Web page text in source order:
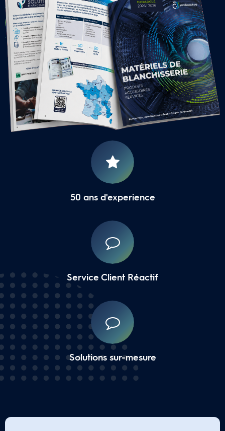
CONTACTER UNE AGENCE
LOCALE
16 Agences Régionales
50 ans d'experience
Service Client Réactif
Solutions sur-mesure